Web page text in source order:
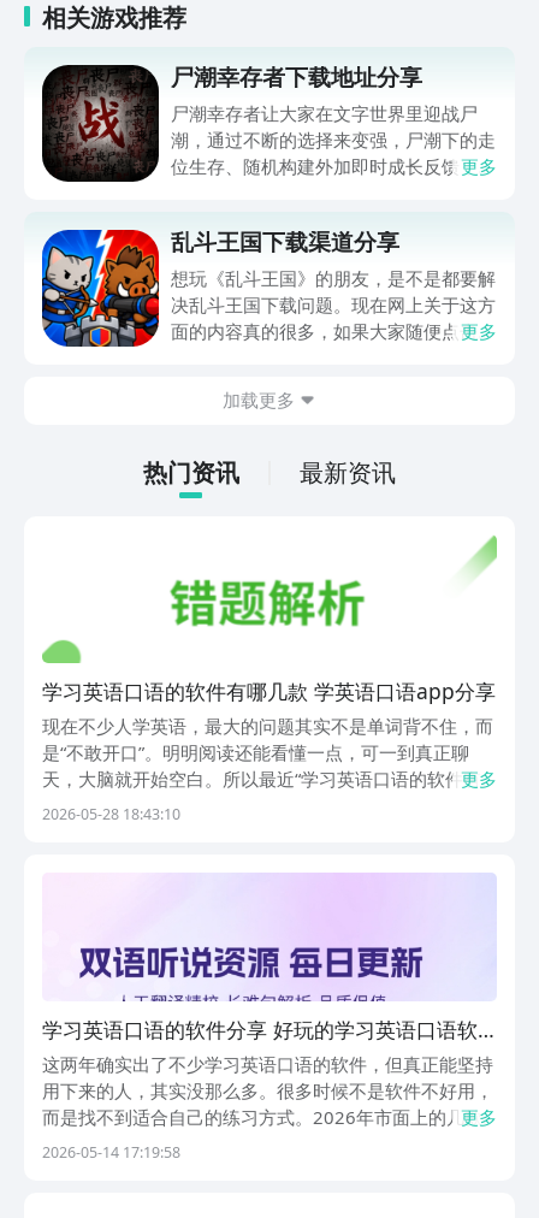
相关游戏推荐
尸潮幸存者下载地址分享
尸潮幸存者让大家在文字世界里迎战尸
潮，通过不断的选择来变强，尸潮下的走
位生存、随机构建外加即时成长反馈，让
入到这个满是僵尸的世界努力求生，想玩
的可千万别错过，赶快来看一看吧。
更多
乱斗王国下载渠道分享
想玩《乱斗王国》的朋友，是不是都要解
决乱斗王国下载问题。现在网上关于这方
面的内容真的很多，如果大家随便点击陌
app进行下载会更加方便，九游是手游福
游戏资源，还能及时查看后续的消息、活
动内容等相关信息。
更多
加载更多
热门资讯 最新资讯
学习英语口语的软件有哪几款 学英语口语app分享
现在不少人学英语，最大的问题其实不是单词背不住，而
是“不敢开口”。明明阅读还能看懂一点，可一到真正聊
天，大脑就开始空白。所以最近“学习英语口语的软件有
哪些”这个问题，讨论度一直挺高。很多人会专门找那种
更多
2026-05-28 18:43:10
学习英语口语的软件分享 好玩的学习英语口语软
件汇总
这两年确实出了不少学习英语口语的软件，但真正能坚持
用下来的人，其实没那么多。很多时候不是软件不好用，
而是找不到适合自己的练习方式。2026年市面上的几款
产品，在功能设计上，不同产品的切入点不一样，不再是
更多
2026-05-14 17:19:58